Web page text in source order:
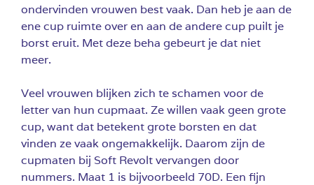
ondervinden vrouwen best vaak. Dan heb je aan de
ene cup ruimte over en aan de andere cup puilt je
borst eruit. Met deze beha gebeurt je dat niet
meer.
Veel vrouwen blijken zich te schamen voor de
letter van hun cupmaat. Ze willen vaak geen grote
cup, want dat betekent grote borsten en dat
vinden ze vaak ongemakkelijk. Daarom zijn de
cupmaten bij Soft Revolt vervangen door
nummers. Maat 1 is bijvoorbeeld 70D. Een fijn